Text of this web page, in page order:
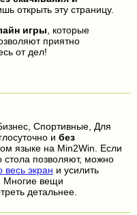
открыть эту страницу.
игры , которые
приятно
от дел!
Спортивные, Для
и без
языке на Min2Win. Если
стола позволяют, можно
экран и усилить
Многие вещи
детальнее.